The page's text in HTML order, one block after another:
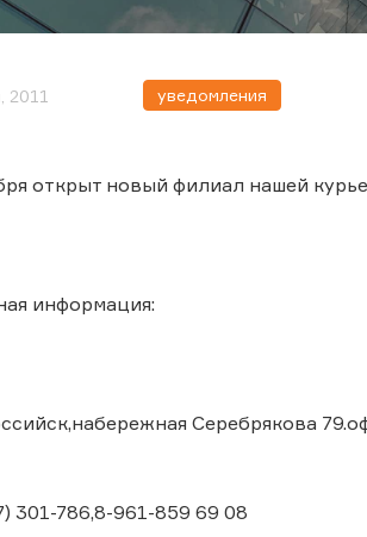
2011 уведомления
открыт новый филиал нашей
информация:
Серебрякова
301-786,8-961-859 69 08